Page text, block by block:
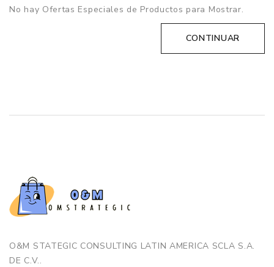
No hay Ofertas Especiales de Productos para Mostrar.
CONTINUAR
O&M STATEGIC CONSULTING LATIN AMERICA SCLA S.A.
DE C.V..